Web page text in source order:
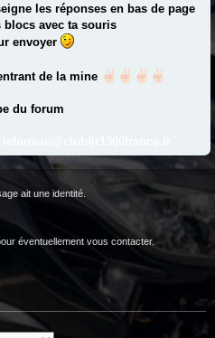
les réponses en bas de page
blocs avec ta souris
envoyer
de la mine
du forum
ait une identité.
éventuellement vous contacter.